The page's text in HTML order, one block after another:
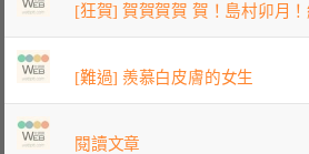
[狂賀] 賀賀賀賀 賀！島村卯月！
[難過] 羨慕白皮膚的女生
閱讀文章